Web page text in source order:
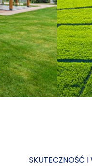
SKUTECZNOŚĆ I